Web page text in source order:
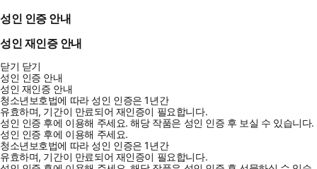
성인 인증 안내
성인 재인증 안내
닫기 닫기
성인 인증 안내
성인 재인증 안내
청소년보호법에 따라 성인 인증은 1년간
유효하며, 기간이 만료되어 재인증이 필요합니다.
성인 인증 후에 이용해 주세요.해당 작품은 성인 인증 후 보실 수 있습니다.
성인 인증 후에 이용해 주세요.
청소년보호법에 따라 성인 인증은 1년간
유효하며, 기간이 만료되어 재인증이 필요합니다.